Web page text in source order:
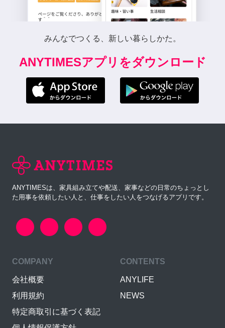
みんなでつくる、新しい暮らしかた。
ANYTIMESアプリをダウンロード
ANYTIMESは、家具組み立てや配送、家事などの日常のちょっとし
た用事を依頼したい人と、仕事をしたい人をつなげるアプリです。
COMPANY
会社概要
利用規約
特定商取引に基づく表記
CONTENTS
ANYLIFE
NEWS